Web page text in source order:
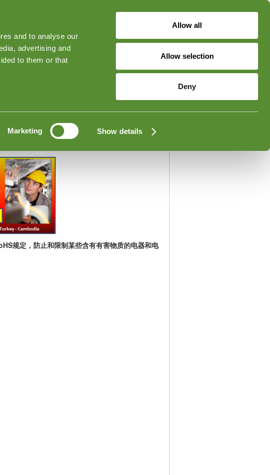
and to analyse our
advertising and
to them or that
Marketing Show details
Allow all
Allow selection
Deny
Keep me Logged in
Forgot Your Password?
式
规定，防止和限制某些含有有害物质的电器和电